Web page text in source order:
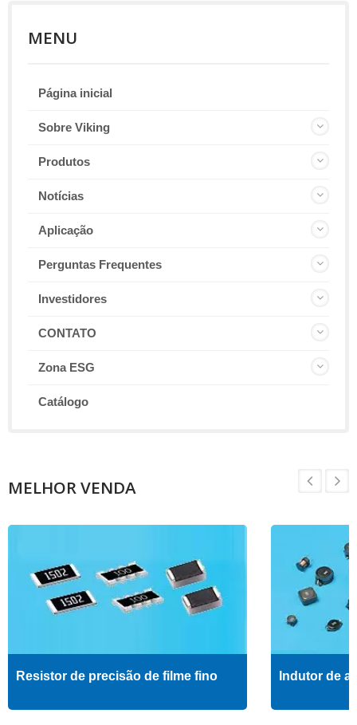
MENU
Página inicial
Sobre Viking
Produtos
Notícias
Aplicação
Perguntas Frequentes
Investidores
CONTATO
Zona ESG
Catálogo
MELHOR VENDA
Resistor de precisão de filme fino Indutor de